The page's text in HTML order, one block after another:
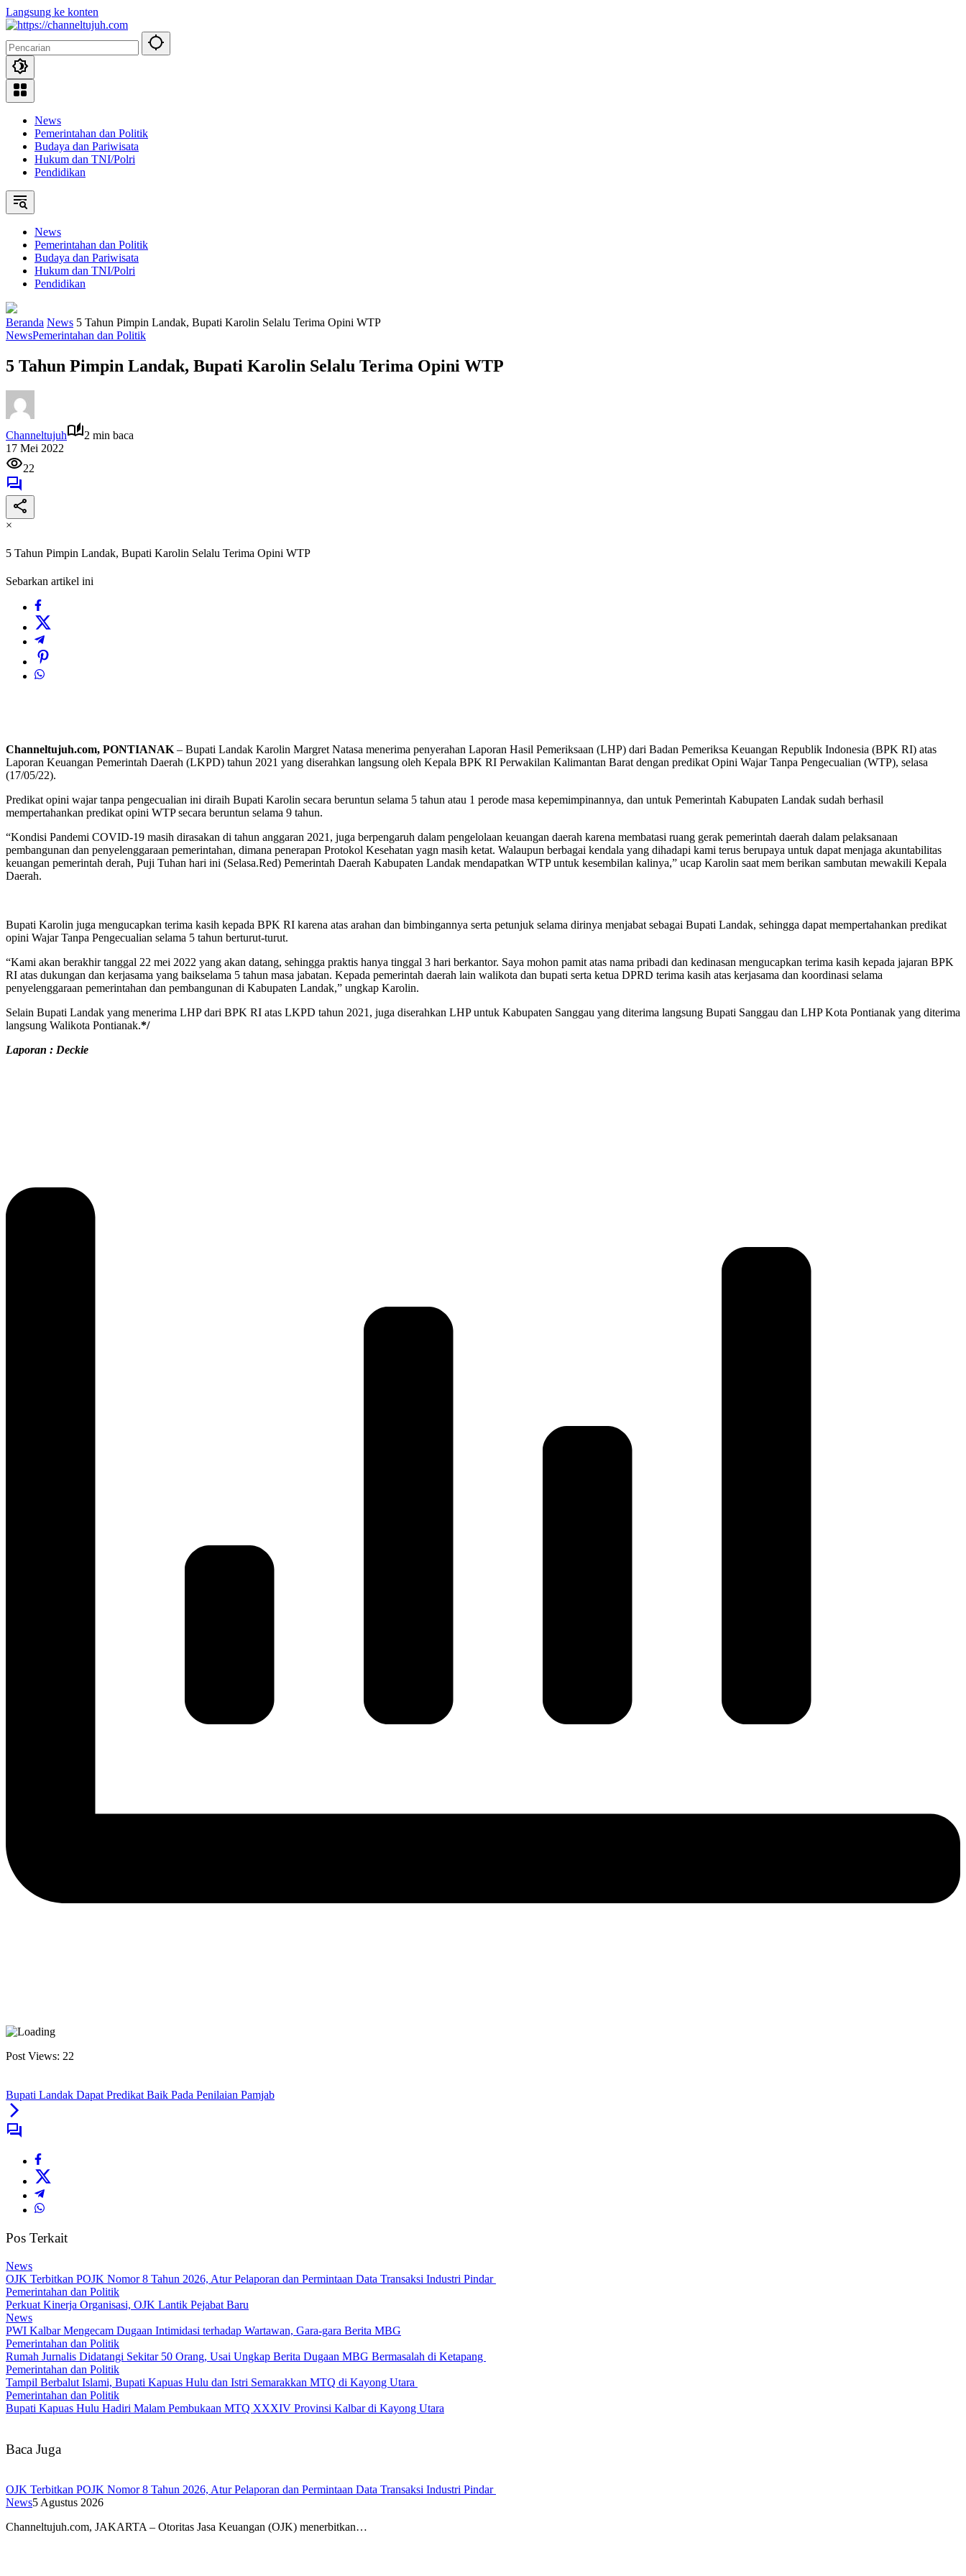
Langsung ke konten
News
Pemerintahan dan Politik
Budaya dan Pariwisata
Hukum dan TNI/Polri
Pendidikan
News
Pemerintahan dan Politik
Budaya dan Pariwisata
Hukum dan TNI/Polri
Pendidikan
Beranda News 5 Tahun Pimpin Landak, Bupati Karolin Selalu Terima Opini WTP
NewsPemerintahan dan Politik
5 Tahun Pimpin Landak, Bupati Karolin Selalu Terima Opini WTP
Channeltujuh
2 min baca
17 Mei 2022
22
×
5 Tahun Pimpin Landak, Bupati Karolin Selalu Terima Opini WTP
Sebarkan artikel ini
Channeltujuh.com, PONTIANAK – Bupati Landak Karolin Margret Natasa menerima penyerahan Laporan Hasil Pemeriksaan (LHP) dari Badan Pemeriksa Keuangan Republik Indonesia (BPK RI) atas
Laporan Keuangan Pemerintah Daerah (LKPD) tahun 2021 yang diserahkan langsung oleh Kepala BPK RI Perwakilan Kalimantan Barat dengan predikat Opini Wajar Tanpa Pengecualian (WTP), selasa
(17/05/22).
Predikat opini wajar tanpa pengecualian ini diraih Bupati Karolin secara beruntun selama 5 tahun atau 1 perode masa kepemimpinannya, dan untuk Pemerintah Kabupaten Landak sudah berhasil
mempertahankan predikat opini WTP secara beruntun selama 9 tahun.
“Kondisi Pandemi COVID-19 masih dirasakan di tahun anggaran 2021, juga berpengaruh dalam pengelolaan keuangan daerah karena membatasi ruang gerak pemerintah daerah dalam pelaksanaan
pembangunan dan penyelenggaraan pemerintahan, dimana penerapan Protokol Kesehatan yagn masih ketat. Walaupun berbagai kendala yang dihadapi kami terus berupaya untuk dapat menjaga akuntabilitas
keuangan pemerintah derah, Puji Tuhan hari ini (Selasa.Red) Pemerintah Daerah Kabupaten Landak mendapatkan WTP untuk kesembilan kalinya,” ucap Karolin saat mem berikan sambutan mewakili Kepala
Daerah.
Bupati Karolin juga mengucapkan terima kasih kepada BPK RI karena atas arahan dan bimbingannya serta petunjuk selama dirinya menjabat sebagai Bupati Landak, sehingga dapat mempertahankan predikat
opini Wajar Tanpa Pengecualian selama 5 tahun berturut-turut.
“Kami akan berakhir tanggal 22 mei 2022 yang akan datang, sehingga praktis hanya tinggal 3 hari berkantor. Saya mohon pamit atas nama pribadi dan kedinasan mengucapkan terima kasih kepada jajaran BPK
RI atas dukungan dan kerjasama yang baikselama 5 tahun masa jabatan. Kepada pemerintah daerah lain walikota dan bupati serta ketua DPRD terima kasih atas kerjasama dan koordinasi selama
penyelenggaraan pemerintahan dan pembangunan di Kabupaten Landak,” ungkap Karolin.
Selain Bupati Landak yang menerima LHP dari BPK RI atas LKPD tahun 2021, juga diserahkan LHP untuk Kabupaten Sanggau yang diterima langsung Bupati Sanggau dan LHP Kota Pontianak yang diterima
langsung Walikota Pontianak.*/
Laporan : Deckie
Post Views: 22
Bupati Landak Dapat Predikat Baik Pada Penilaian Pamjab
Pos Terkait
News
OJK Terbitkan POJK Nomor 8 Tahun 2026, Atur Pelaporan dan Permintaan Data Transaksi Industri Pindar
Pemerintahan dan Politik
Perkuat Kinerja Organisasi, OJK Lantik Pejabat Baru
News
PWI Kalbar Mengecam Dugaan Intimidasi terhadap Wartawan, Gara-gara Berita MBG
Pemerintahan dan Politik
Rumah Jurnalis Didatangi Sekitar 50 Orang, Usai Ungkap Berita Dugaan MBG Bermasalah di Ketapang
Pemerintahan dan Politik
Tampil Berbalut Islami, Bupati Kapuas Hulu dan Istri Semarakkan MTQ di Kayong Utara
Pemerintahan dan Politik
Bupati Kapuas Hulu Hadiri Malam Pembukaan MTQ XXXIV Provinsi Kalbar di Kayong Utara
Baca Juga
OJK Terbitkan POJK Nomor 8 Tahun 2026, Atur Pelaporan dan Permintaan Data Transaksi Industri Pindar
News5 Agustus 2026
Channeltujuh.com, JAKARTA – Otoritas Jasa Keuangan (OJK) menerbitkan…